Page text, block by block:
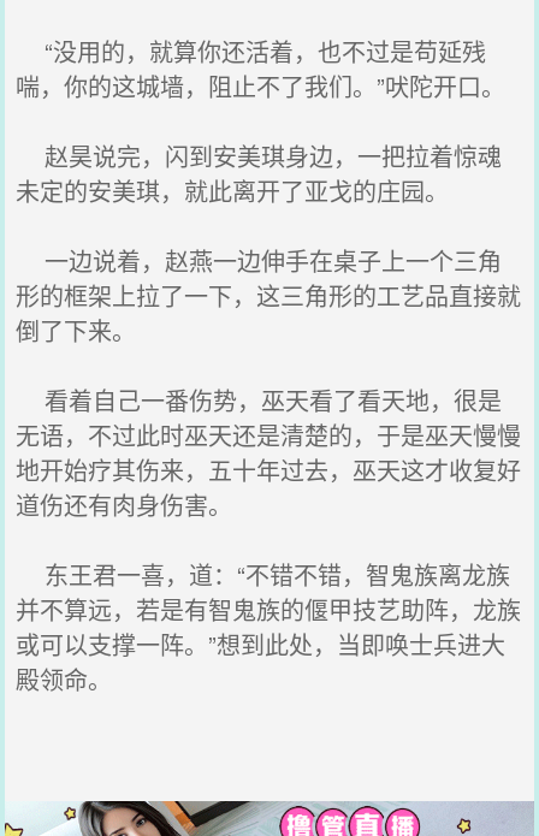
“没用的，就算你还活着，也不过是苟延残
喘，你的这城墙，阻止不了我们。”吠陀开口。
赵昊说完，闪到安美琪身边，一把拉着惊魂
未定的安美琪，就此离开了亚戈的庄园。
一边说着，赵燕一边伸手在桌子上一个三角
形的框架上拉了一下，这三角形的工艺品直接就
倒了下来。
看着自己一番伤势，巫天看了看天地，很是
无语，不过此时巫天还是清楚的，于是巫天慢慢
地开始疗其伤来，五十年过去，巫天这才收复好
道伤还有肉身伤害。
东王君一喜，道：“不错不错，智鬼族离龙族
并不算远，若是有智鬼族的偃甲技艺助阵，龙族
或可以支撑一阵。”想到此处，当即唤士兵进大
殿领命。